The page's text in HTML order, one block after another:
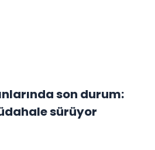
son durum:
sürüyor